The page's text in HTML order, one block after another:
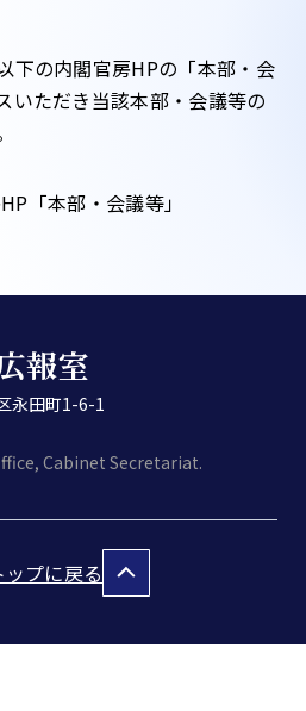
下の内閣官房HPの「本部・会
いただき当該本部・会議等の
「本部・会議等」​
報室
永田町1-6-1
Cabinet Secretariat.
プに戻る